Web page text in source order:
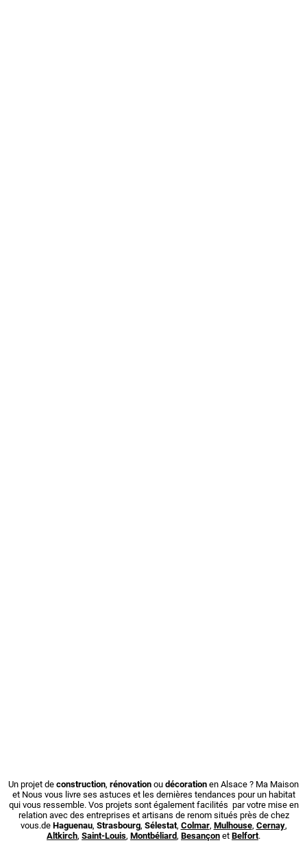
Un projet de construction, rénovation ou décoration en Alsace ? Ma Maison
et Nous vous livre ses astuces et les dernières tendances pour un habitat
qui vous ressemble. Vos projets sont également facilités par votre mise en
relation avec des entreprises et artisans de renom situés près de chez
vous.de Haguenau, Strasbourg, Sélestat, Colmar, Mulhouse, Cernay,
Altkirch, Saint-Louis, Montbéliard, Besançon et Belfort.